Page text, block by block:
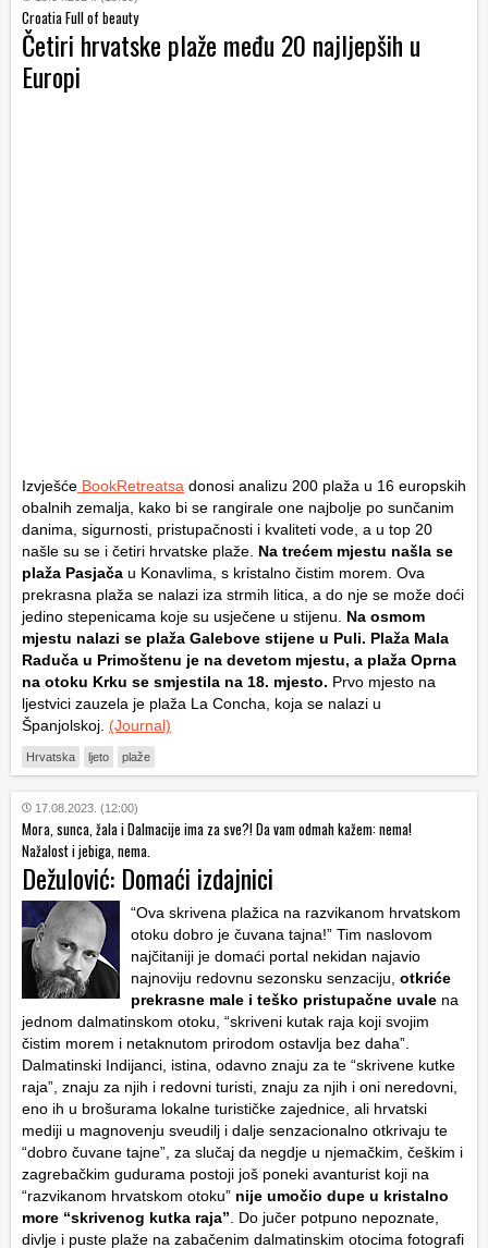
Croatia Full of beauty
Četiri hrvatske plaže među 20 najljepših u
Europi
Izvješće BookRetreatsa donosi analizu 200 plaža u 16 europskih
obalnih zemalja, kako bi se rangirale one najbolje po sunčanim
danima, sigurnosti, pristupačnosti i kvaliteti vode, a u top 20
našle su se i četiri hrvatske plaže. Na trećem mjestu našla se
plaža Pasjača u Konavlima, s kristalno čistim morem. Ova
prekrasna plaža se nalazi iza strmih litica, a do nje se može doći
jedino stepenicama koje su usječene u stijenu. Na osmom
mjestu nalazi se plaža Galebove stijene u Puli. Plaža Mala
Raduča u Primoštenu je na devetom mjestu, a plaža Oprna
na otoku Krku se smjestila na 18. mjesto. Prvo mjesto na
ljestvici zauzela je plaža La Concha, koja se nalazi u
Španjolskoj. (Journal)
Hrvatska ljeto plaže
17.08.2023. (12:00)
Mora, sunca, žala i Dalmacije ima za sve?! Da vam odmah kažem: nema!
Nažalost i jebiga, nema.
Dežulović: Domaći izdajnici
“Ova skrivena plažica na razvikanom hrvatskom
otoku dobro je čuvana tajna!” Tim naslovom
najčitaniji je domaći portal nekidan najavio
najnoviju redovnu sezonsku senzaciju, otkriće
prekrasne male i teško pristupačne uvale na
jednom dalmatinskom otoku, “skriveni kutak raja koji svojim
čistim morem i netaknutom prirodom ostavlja bez daha”.
Dalmatinski Indijanci, istina, odavno znaju za te “skrivene kutke
raja”, znaju za njih i redovni turisti, znaju za njih i oni neredovni,
eno ih u brošurama lokalne turističke zajednice, ali hrvatski
mediji u magnovenju sveudilj i dalje senzacionalno otkrivaju te
“dobro čuvane tajne”, za slučaj da negdje u njemačkim, češkim i
zagrebačkim gudurama postoji još poneki avanturist koji na
“razvikanom hrvatskom otoku” nije umočio dupe u kristalno
more “skrivenog kutka raja” . Do jučer potpuno nepoznate,
divlje i puste plaže na zabačenim dalmatinskim otocima fotografi